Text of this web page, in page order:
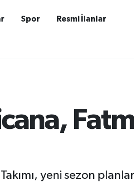
Spor Resmi İlanlar
yeni sezon